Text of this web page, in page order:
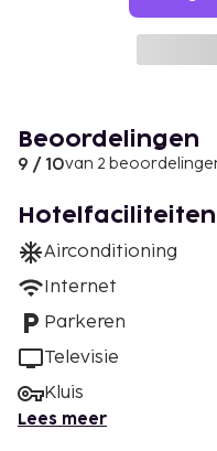
Beoordelingen
9 / 10van 2
Hotelfaciliteiten
Airconditioning
Internet
Parkeren
Televisie
Kluis
Lees meer